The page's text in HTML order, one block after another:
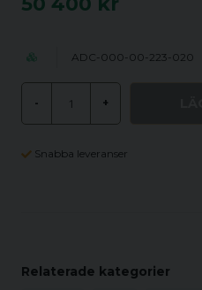
ADC-000-00-223-020
- +
Snabba leveranser
Relaterade kategorier